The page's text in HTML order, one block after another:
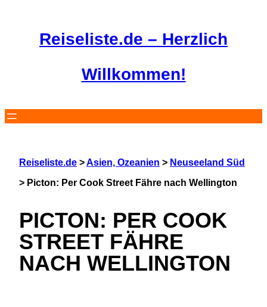
Reiseliste.de – Herzlich
Willkommen!
Reiseliste.de > Asien, Ozeanien > Neuseeland Süd
> Picton: Per Cook Street Fähre nach Wellington
PICTON: PER COOK
STREET FÄHRE
NACH WELLINGTON